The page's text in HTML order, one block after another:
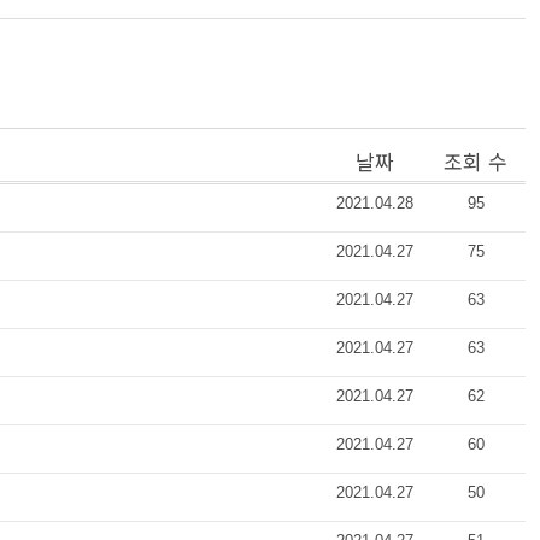
날짜 조회 수
2021.04.28 95
2021.04.27 75
2021.04.27 63
2021.04.27 63
2021.04.27 62
2021.04.27 60
2021.04.27 50